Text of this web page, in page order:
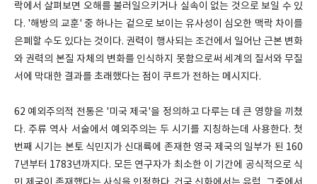
락에서 살펴보면 오해를 불러일으키거나 실속이 없는 것으로 보일 수 있
다. '해방의 교훈' 중 하나는 겉으로 보이는 유사성이 심오한 맥락 차이를
은폐할 수도 있다는 것이다. 권력이 행사되는 조건에서 일어난 근본 변화
와 권력의 본질 자체의 변화를 인식하지 못함으로써 세계의 질서와 무질
서에 막대한 결과를 초래했다는 점이 쿠트가 전하는 메시지다.
62 예외주의적 전통은 '미국 제국'을 정의하고 다루는 데 큰 영향을 끼쳤
다. 주류 역사 서술에서 예외주의는 두 시기를 지칭하는데 사용한다. 첫
번째 시기는 본토 식민지가 신대륙에 존재한 영국 제국의 일부가 된 160
7년부터 1783년까지다. 모든 연구자가 최소한 이 기간에 공식적으로 식